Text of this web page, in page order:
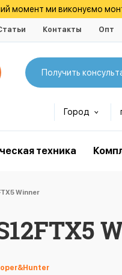
момент ми виконуємо
Контакты Опт
Получить
Город
техника
Winner